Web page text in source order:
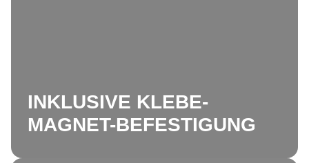
INKLUSIVE KLEBE-
MAGNET-BEFESTIGUNG